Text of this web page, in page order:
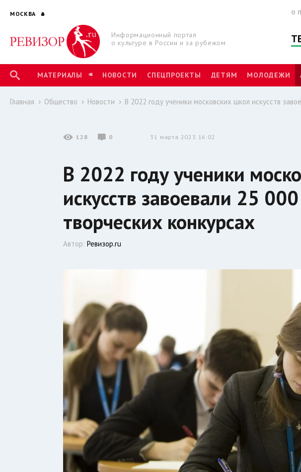
МОСКВА
Информационный портал
о культуре в России и за рубежом
О
МАТЕРИАЛЫ НОВОСТИ СПЕЦПРОЕКТЫ ДЕТЯМ МОЛОДЕЖИ
Главная Общество Новости В 2022 году ученики московских школ искусств
128 0 31 марта 2023 16:02
В 2022 году ученики
искусств завоевали 25
творческих конкурсах
Автор:Ревизор.ru